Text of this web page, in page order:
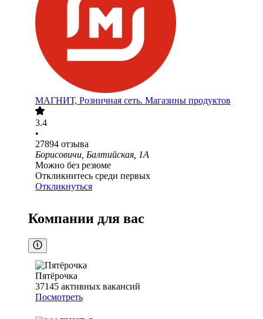
МАГНИТ, Розничная сеть. Магазины продуктов
3.4
•
27894 отзыва
Борисовичи, Балтийская, 1А
Можно без резюме
Откликнитесь среди первых
Откликнуться
Компании для вас
Пятёрочка
37145 активных вакансий
Посмотреть